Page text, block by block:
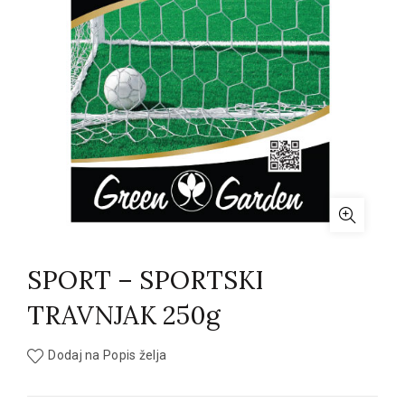
SPORT – SPORTSKI
TRAVNJAK 250g
Dodaj na Popis želja